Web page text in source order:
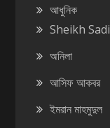
আধুনিক
Sheikh Sadi
অনিলা
আসিফ আকবর
ইমরান মাহমুদুল